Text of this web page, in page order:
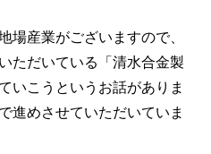
場産業がございますので、
ただいている「清水合金製
いこうというお話がありま
進めさせていただいていま